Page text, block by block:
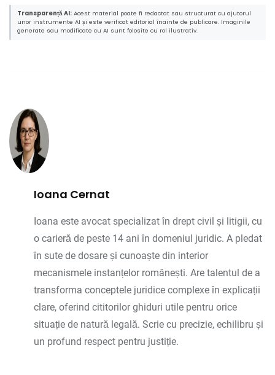
Transparență AI: Acest material poate fi redactat sau structurat cu ajutorul
unor instrumente AI și este verificat editorial înainte de publicare. Imaginile
generate sau modificate cu AI sunt folosite cu rol ilustrativ.
Ioana Cernat
Ioana este avocat specializat în drept civil și litigii, cu
o carieră de peste 14 ani în domeniul juridic. A pledat
în sute de dosare și cunoaște din interior
mecanismele instanțelor românești. Are talentul de a
transforma conceptele juridice complexe în explicații
clare, oferind cititorilor ghiduri utile pentru orice
situație de natură legală. Scrie cu precizie, echilibru și
un profund respect pentru justiție.